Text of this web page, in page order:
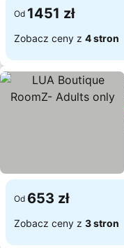
Od 1451 zł
Zobacz ceny z 4 stron
Od 653 zł
Zobacz ceny z 3 stron